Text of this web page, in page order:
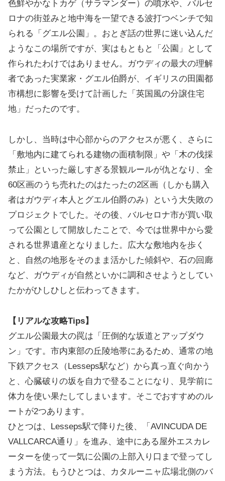
色鮮やかなトカゲ（サラマンダー）の噴水や、バルセ
ロナの街並みと地中海を一望できる波打つベンチで知
られる「グエル公園」。おとぎ話の世界に迷い込んだ
ようなこの場所ですが、実はもともと「公園」として
作られたわけではありません。ガウディの最大の理解
者であった実業家・グエル伯爵が、イギリスの田園都
市構想に影響を受けて計画した「英国風の分譲住宅
地」だったのです。
しかし、当時は中心部からのアクセスが悪く、さらに
「敷地内に建てられる建物の面積制限」や「木の伐採
禁止」といった厳しすぎる景観ルールが仇となり、全
60区画のうち売れたのはたったの2区画（しかも購入
者はガウディ本人とグエル伯爵のみ）という大失敗の
プロジェクトでした。その後、バルセロナ市が買い取
って公園として開放したことで、今では世界中から愛
される世界遺産となりました。広大な敷地内を歩く
と、自然の地形をそのまま活かした傾斜や、石の回廊
など、ガウディが自然といかに調和させようとしてい
たかがひしひしと伝わってきます。
【リアルな攻略Tips】
グエル公園最大の罠は「圧倒的な坂道とアップダウ
ン」です。市内東部の丘陵地帯にあるため、通常の地
下鉄アクセス（Lesseps駅など）から真っ直ぐ向かう
と、心臓破りの坂を自力で登ることになり、見学前に
体力を使い果たしてしまいます。そこでおすすめのル
ートが2つあります。
ひとつは、Lesseps駅で降りた後、「AVINCUDA DE
VALLCARCA通り」を進み、途中にある屋外エスカレ
ーターを使って一気に公園の上部入り口まで登ってし
まう方法。もうひとつは、カタルーニャ広場北側のバ